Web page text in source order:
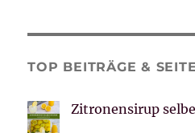
TOP BEITRÄGE &
Zitronensirup